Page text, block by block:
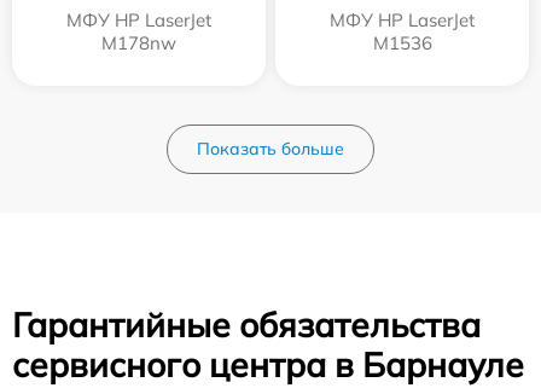
МФУ HP LaserJet
M178nw
МФУ HP LaserJet
M1536
Показать больше
Гарантийные обязательства
сервисного центра в Барнауле